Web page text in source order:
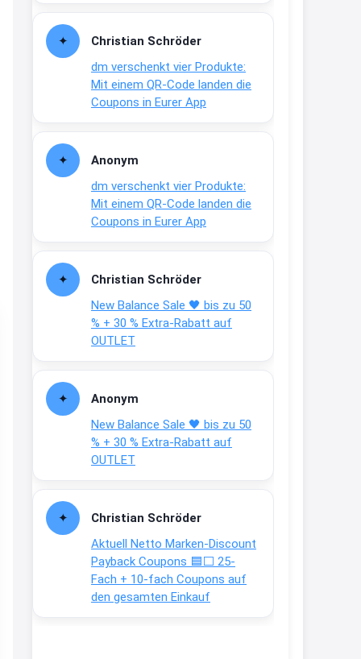
Christian Schröder
dm verschenkt vier Produkte:
Mit einem QR-Code landen die
Coupons in Eurer App
Anonym
dm verschenkt vier Produkte:
Mit einem QR-Code landen die
Coupons in Eurer App
Christian Schröder
New Balance Sale 🖤 bis zu 50
% + 30 % Extra-Rabatt auf
OUTLET
Anonym
New Balance Sale 🖤 bis zu 50
% + 30 % Extra-Rabatt auf
OUTLET
Christian Schröder
Aktuell Netto Marken-Discount
Payback Coupons 🟦⬜ 25-
Fach + 10-fach Coupons auf
den gesamten Einkauf
www.meineapotheke.de/
2:19
↩
Joachim
www.linda.de/vorteile/coupons/...
2:21
↩
Gratis Hitzewarn-Aufkleber /
verfärbt sich ab 28 Grad /siehe
Text weiter unten
shop.bioeg.de/aufkleber-
achtun...
↩
Joachim
Gratis personalisierte 7-Tage
Ration Micronährstoffe/ Vitamine
↩
Joachim